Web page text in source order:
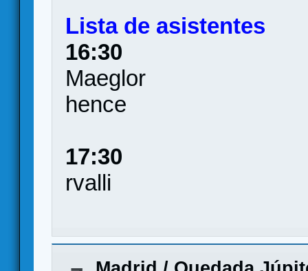
Lista de asistentes
16:30
Maeglor
hence
17:30
rvalli